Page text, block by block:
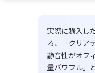
実際に購入し
ろ、「クリア
静音性がオフ
量パワフル」